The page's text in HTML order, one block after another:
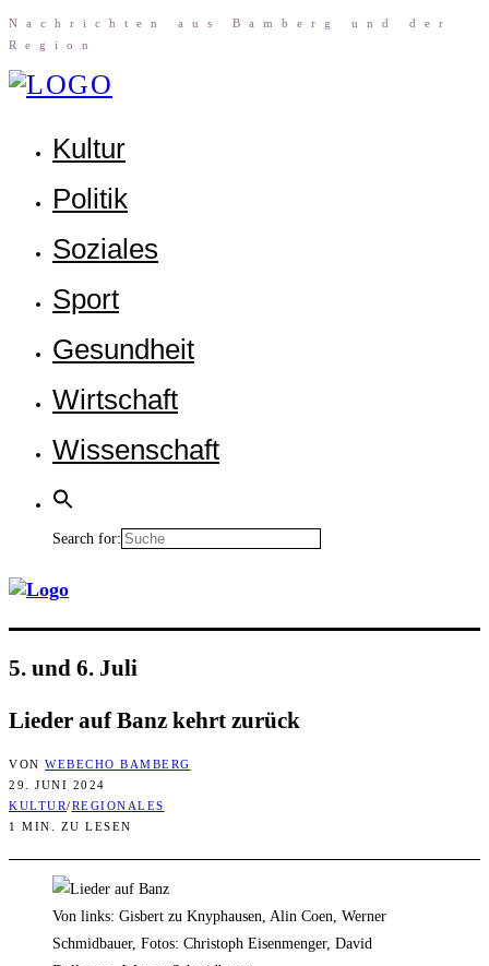
Nach­rich­ten aus Bam­berg und der
Region
Kul­tur
Poli­tik
Sozia­les
Sport
Gesund­heit
Wirt­schaft
Wis­sen­schaft
Search for:
5. und 6. Juli
Lie­der auf Banz kehrt zurück
VON WEBECHO BAMBERG
29. JUNI 2024
KULTUR/REGIONALES
1 MIN. ZU LESEN
Von links: Gisbert zu Knyphausen, Alin Coen, Werner
Schmidbauer, Fotos: Christoph Eisenmenger, David